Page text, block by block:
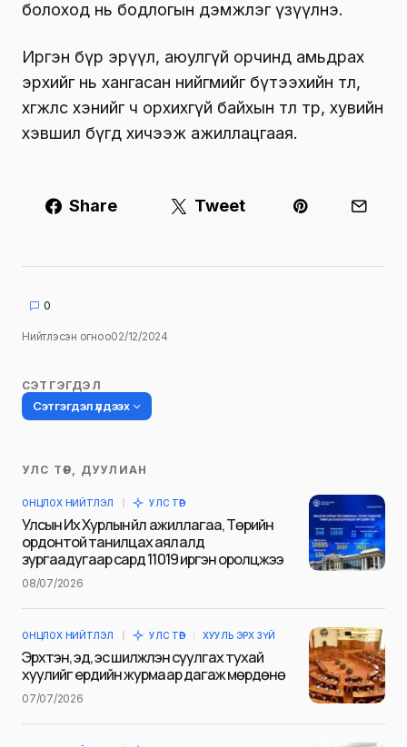
болоход нь бодлогын дэмжлэг үзүүлнэ.
Иргэн бүр эрүүл, аюулгүй орчинд амьдрах
эрхийг нь хангасан нийгмийг бүтээхийн төлөө,
хөгжлөөс хэнийг ч орхихгүй байхын төлөө төр, хувийн
хэвшил бүгд хичээж ажиллацгаая.
Share Tweet
0
Нийтлэсэн огноо02/12/2024
СЭТГЭГДЭЛ
Сэтгэгдэл үлдээх
Таны имэйл хаягийг нийтлэхгүй.
тэмдэглэсэн
Сэтгэгдэл*
Name
УЛС ТӨР, ДУУЛИАН
ОНЦЛОХ НИЙТЛЭЛ УЛС ТӨР
Улсын Их Хурлын үйл ажиллагаа, Төрийн
ордонтой танилцах аялалд
зургаадугаар сард 11019 иргэн оролцжээ
08/07/2026
ОНЦЛОХ НИЙТЛЭЛ УЛС ТӨР ХУУЛЬ ЭРХ ЗҮЙ
Эрхтэн, эд, эс шилжүүлэн суулгах тухай
хуулийг ердийн журмаар дагаж мөрдөнө
07/07/2026